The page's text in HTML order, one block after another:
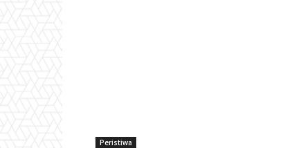
Peristiwa